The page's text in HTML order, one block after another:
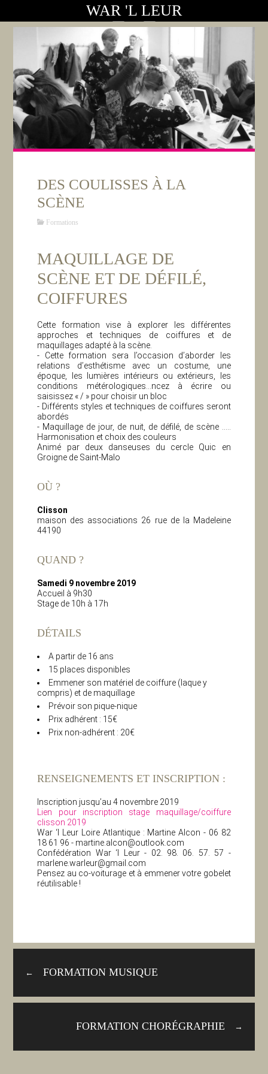
WAR 'L LEUR
DES COULISSES À LA
SCÈNE
Formations
MAQUILLAGE DE
SCÈNE ET DE DÉFILÉ,
COIFFURES
Cette formation vise à explorer les différentes
approches et techniques de coiffures et de
maquillages adapté à la scène.
- Cette formation sera l’occasion d’aborder les
relations d’esthétisme avec un costume, une
époque, les lumières intérieurs ou extérieurs, les
conditions métérologiques…ncez à écrire ou
saisissez « / » pour choisir un bloc
- Différents styles et techniques de coiffures seront
abordés
- Maquillage de jour, de nuit, de défilé, de scène …..
Harmonisation et choix des couleurs
Animé par deux danseuses du cercle Quic en
Groigne de Saint-Malo
OÙ ?
Clisson
maison des associations 26 rue de la Madeleine
44190
QUAND ?
Samedi 9 novembre 2019
Accueil à 9h30
Stage de 10h à 17h
DÉTAILS
A partir de 16 ans
15 places disponibles
Emmener son matériel de coiffure (laque y
compris) et de maquillage
Prévoir son pique-nique
Prix adhérent : 15€
Prix non-adhérent : 20€
RENSEIGNEMENTS ET INSCRIPTION :
Inscription jusqu’au 4 novembre 2019
Lien pour inscription stage maquillage/coiffure
clisson 2019
War ‘l Leur Loire Atlantique : Martine Alcon - 06 82
18 61 96 - martine.alcon@outlook.com
Confédération War ‘l Leur - 02. 98. 06. 57. 57 -
marlene.warleur@gmail.com
Pensez au co-voiturage et à emmener votre gobelet
réutilisable !
← FORMATION MUSIQUE
→
FORMATION CHORÉGRAPHIE